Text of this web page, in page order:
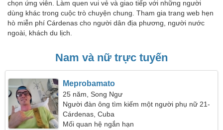
chọn ứng viên. Làm quen vui vẻ và giao tiếp với những người
dùng khác trong cuộc trò chuyện chung. Tham gia trang web hẹn
hò miễn phí Cárdenas cho người dân địa phương, người nước
ngoài, khách du lịch.
Nam và nữ trực tuyến
Meprobamato
25 năm, Song Ngư
Người đàn ông tìm kiếm một người phụ nữ 21-
30
Cárdenas, Cuba
Mối quan hệ ngắn hạn